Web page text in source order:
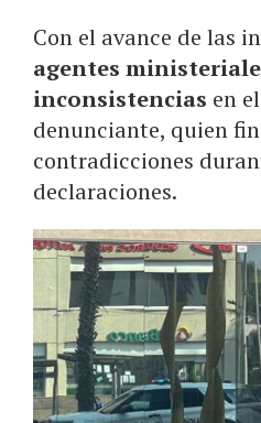
Con el avance de las
agentes
inconsistencias en
denunciante, quien
contradicciones
declaraciones.